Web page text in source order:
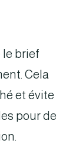
le brief
Cela
et évite
pour de